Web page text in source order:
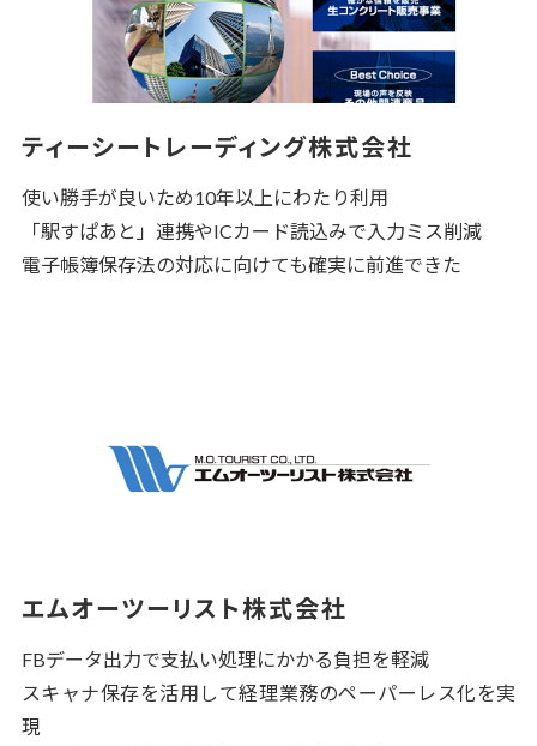
ティーシートレーディング株式会社
使い勝手が良いため10年以上にわたり利用
「駅すぱあと」連携やICカード読込みで入力ミス削減
電子帳簿保存法の対応に向けても確実に前進できた
エムオーツーリスト株式会社
FBデータ出力で支払い処理にかかる負担を軽減
スキャナ保存を活用して経理業務のペーパーレス化を実
現